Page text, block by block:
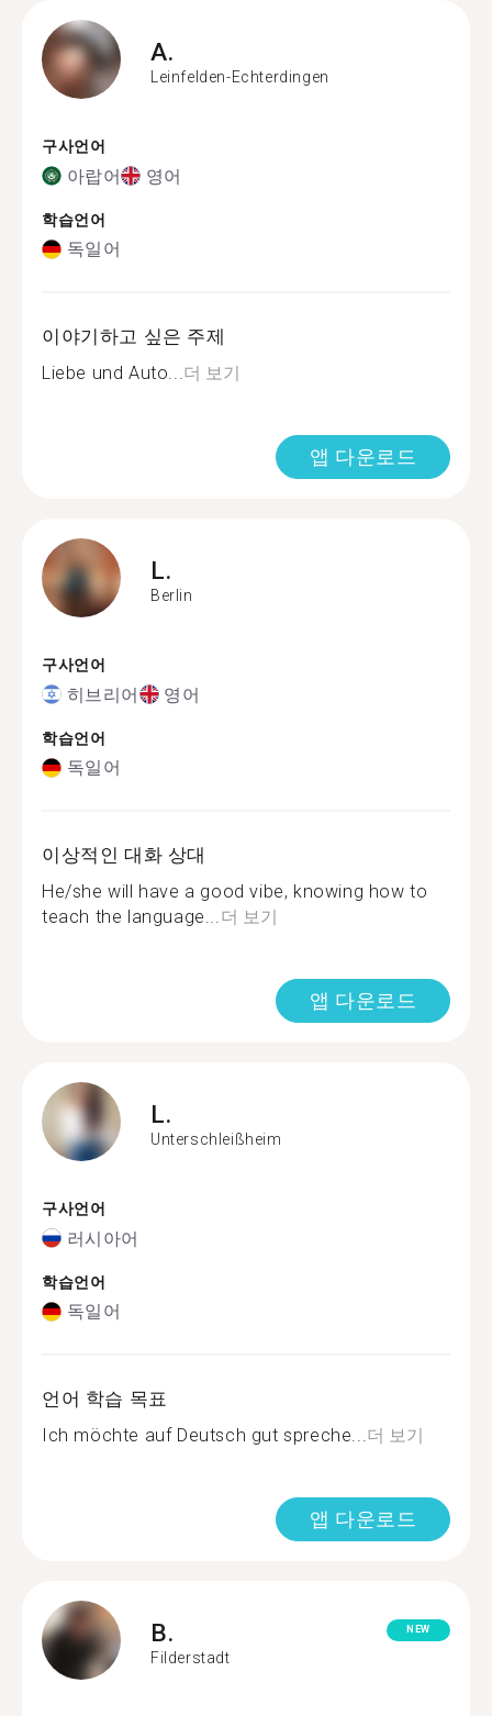
A.
Leinfelden-Echterdingen
구사언어
아랍어 영어
학습언어
독일어
이야기하고 싶은 주제
Liebe und Auto...더 보기
앱 다운로드
L.
Berlin
구사언어
히브리어 영어
학습언어
독일어
이상적인 대화 상대
He/she will have a good vibe, knowing how to
teach the language...더 보기
앱 다운로드
L.
Unterschleißheim
구사언어
러시아어
학습언어
독일어
언어 학습 목표
Ich möchte auf Deutsch gut spreche...더 보기
앱 다운로드
B.
Filderstadt
NEW